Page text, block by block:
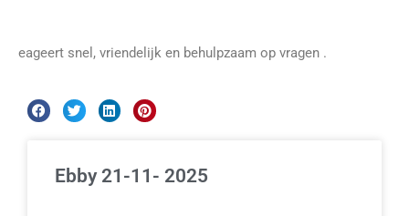
eageert snel, vriendelijk en behulpzaam op vragen .
Ebby 21-11- 2025